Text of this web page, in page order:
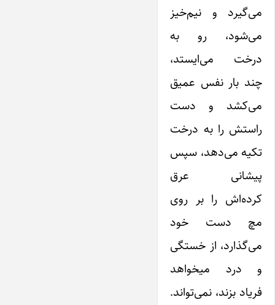
می‌گیرد و نیم‌خیز
می‌شود، رو به
درخت می‌ایستد،
چند بار نفس عمیق
می‌کشد و دست
راستش را به درخت
تکیه می‌دهد، سپس
پیشانی عرق
کرده‌اش را بر روی
مچ دست خود
می‌گذارد، از خستگی
و درد میخواهد
فریاد بزند، نمی‌تواند.